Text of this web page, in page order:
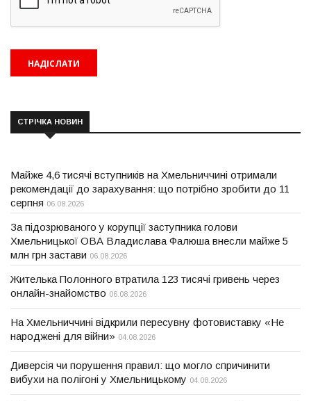
СТРІЧКА НОВИН
Майже 4,6 тисячі вступників на Хмельниччині отримали
рекомендації до зарахування: що потрібно зробити до 11
серпня 06.08.2026
За підозрюваного у корупції заступника голови
Хмельницької ОВА Владислава Фалюша внесли майже 5
млн грн застави 06.08.2026
Жителька Полонного втратила 123 тисячі гривень через
онлайн-знайомство 06.08.2026
На Хмельниччині відкрили пересувну фотовиставку «Не
народжені для війни» 04.08.2026
Диверсія чи порушення правил: що могло спричинити
вибухи на полігоні у Хмельницькому 04.08.2026